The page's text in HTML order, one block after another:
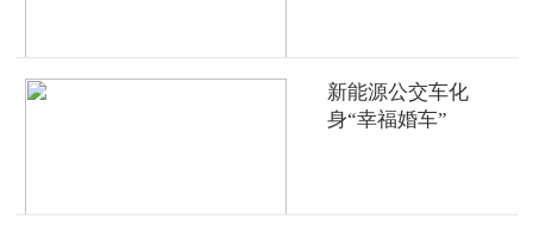
新能源公交车化
身“幸福婚车”